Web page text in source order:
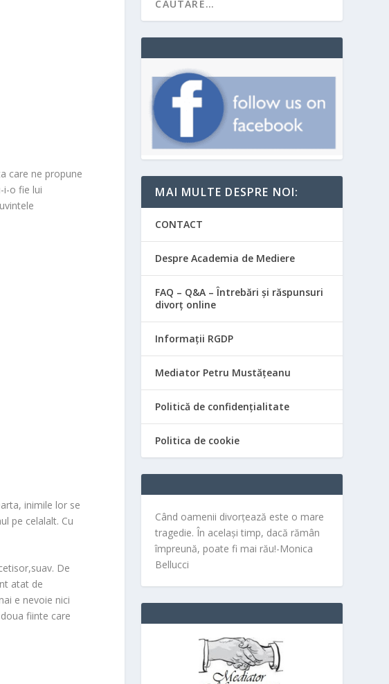
care ne propune
i-o fie lui
inimile lor se
pe celalalt. Cu
De
atat de
e nevoie nici
fiinte care
MAI MULTE DESPRE NOI:
CONTACT
Despre Academia de Mediere
FAQ – Q&A – Întrebări și răspunsuri
divorț online
Informații RGDP
Mediator Petru Mustățeanu
Politică de confidențialitate
Politica de cookie
Când oamenii divorțează este o mare
tragedie. În același timp, dacă rămân
împreună, poate fi mai rău!-Monica
Bellucci